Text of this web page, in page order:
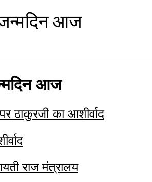
आज
आज
ठाकुरजी का आशीर्वाद
राज मंत्रालय